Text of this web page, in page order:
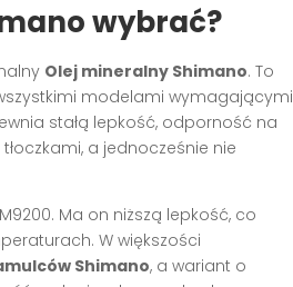
wybrać?
Olej mineralny Shimano. To
modelami wymagającymi
stałą lepkość, odporność na
a jednocześnie nie
Ma on niższą lepkość, co
W większości
Shimano, a wariant o